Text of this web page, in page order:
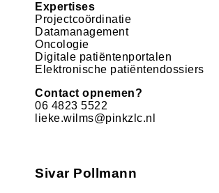
Expertises
Projectcoördinatie
Datamanagement
Oncologie
Digitale patiëntenportalen
Elektronische patiëntendossiers
Contact opnemen?
06 4823 5522
lieke.wilms@pinkzlc.nl
Sivar Pollmann